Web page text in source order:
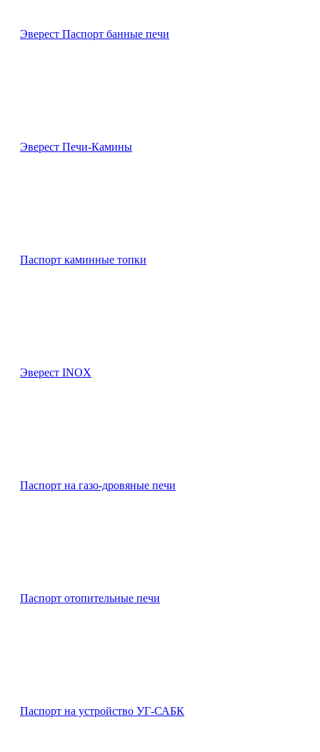
Эверест Паспорт банные печи
Эверест Печи-Камины
Паспорт каминные топки
Эверест INOX
Паспорт на газо-дровяные печи
Паспорт отопительные печи
Паспорт на устройство УГ-САБК